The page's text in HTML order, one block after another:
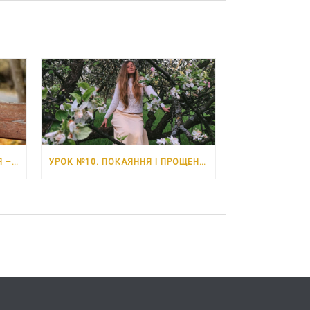
УРОК №11. НЕВДАЧІ. 6 ЧЕРВНЯ – 12 ЧЕРВНЯ 2026 РОКУ УРОК №10. ПОКАЯННЯ І ПРОЩЕННЯ. 30 ТРАВНЯ – 5 ЧЕРВНЯ 2026 РОКУ